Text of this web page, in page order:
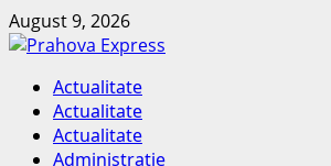
Skip
to
August 9, 2026
Primary
Menu
Actualitate
Actualitate
Actualitate
Administratie